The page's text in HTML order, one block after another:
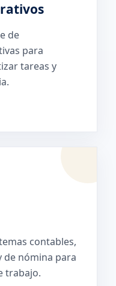
de
para
tareas y
contables,
de nómina para
trabajo.